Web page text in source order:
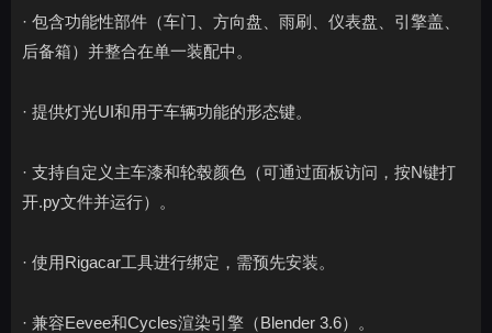
· 包含功能性部件（车门、方向盘、雨刷、仪表盘、引擎盖、
后备箱）并整合在单一装配中。
· 提供灯光UI和用于车辆功能的形态键。
· 支持自定义主车漆和轮毂颜色（可通过面板访问，按N键打
开.py文件并运行）。
· 使用Rigacar工具进行绑定，需预先安装。
· 兼容Eevee和Cycles渲染引擎（Blender 3.6）。